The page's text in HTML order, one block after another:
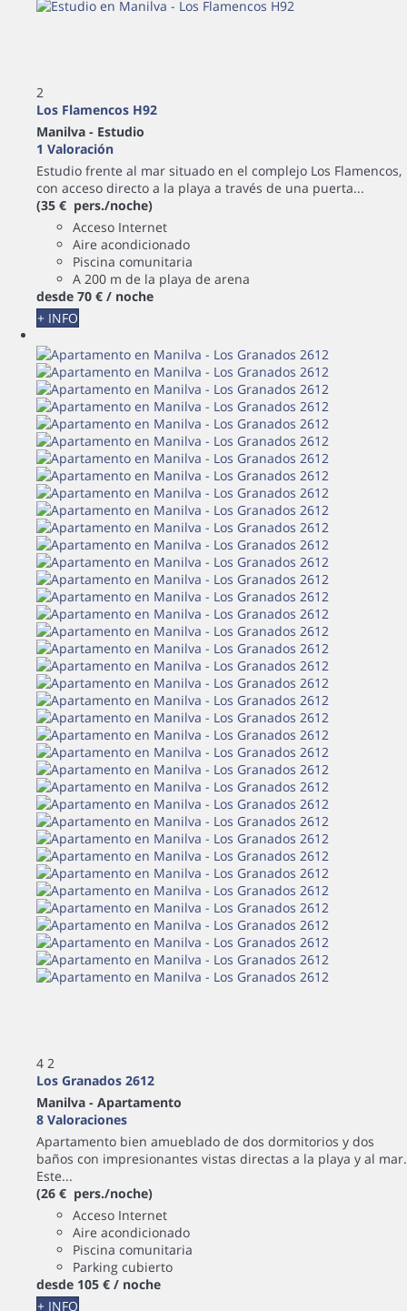
2
Los Flamencos H92
Manilva - Estudio
1 Valoración
Estudio frente al mar situado en el complejo Los Flamencos,
con acceso directo a la playa a través de una puerta...
(35 € pers./noche)
Acceso Internet
Aire acondicionado
Piscina comunitaria
A 200 m de la playa de arena
desde 70 € / noche
+ INFO
4 2
Los Granados 2612
Manilva - Apartamento
8 Valoraciones
Apartamento bien amueblado de dos dormitorios y dos
baños con impresionantes vistas directas a la playa y al mar.
Este...
(26 € pers./noche)
Acceso Internet
Aire acondicionado
Piscina comunitaria
Parking cubierto
desde 105 € / noche
+ INFO